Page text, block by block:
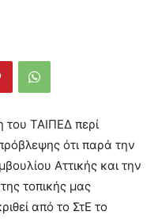
ΤΑΙΠΕΔ περί
ότι παρά την
Αττικής και την
τοπικής μας
από το ΣτΕ το